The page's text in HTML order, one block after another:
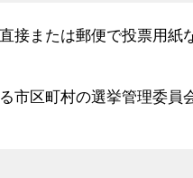
接または郵便で投票用
市区町村の選挙管理委員